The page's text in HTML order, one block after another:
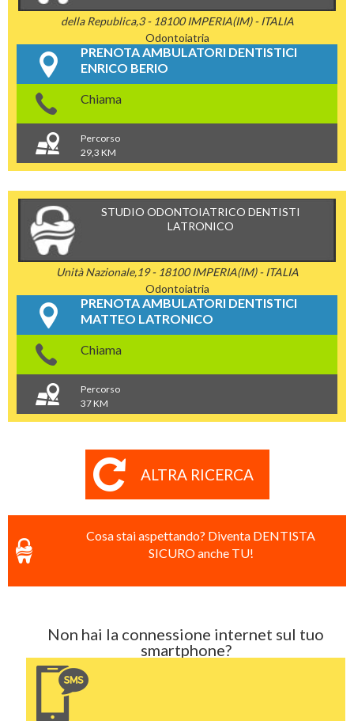
della Republica,3 - 18100 IMPERIA(IM) - ITALIA
Odontoiatria
PRENOTA AMBULATORI DENTISTICI
ENRICO BERIO
Chiama
Percorso
29,3 KM
STUDIO ODONTOIATRICO DENTISTI
LATRONICO
Unità Nazionale,19 - 18100 IMPERIA(IM) - ITALIA
Odontoiatria
PRENOTA AMBULATORI DENTISTICI
MATTEO LATRONICO
Chiama
Percorso
37 KM
ALTRA RICERCA
Cosa stai aspettando? Diventa DENTISTA
SICURO anche TU!
Non hai la connessione internet sul tuo
smartphone?